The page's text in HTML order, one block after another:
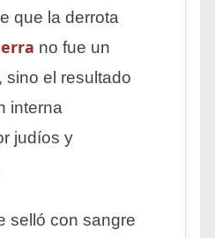
que la derrota
no fue un
sino el resultado
interna
judíos y
selló con sangre